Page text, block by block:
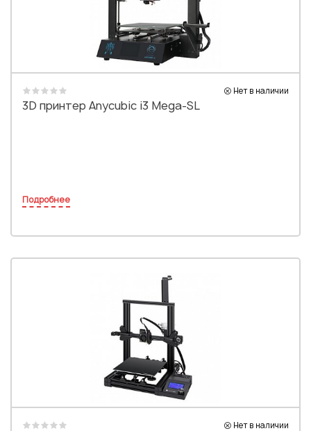
Нет в наличии
3D принтер Anycubic i3 Mega-SL
Подробнее
Нет в наличии